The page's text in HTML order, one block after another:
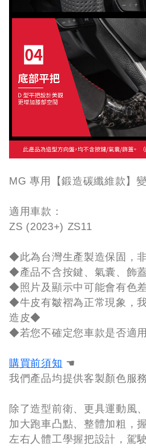
MG 專用【鍛造碳纖維款】
適用車款：
ZS (2023+) ZS11
◆此為台灣生產製造保固，
◆產品不含按鍵、氣囊、飾
◆照片及顯示中可能會有色
◆牛皮有皺褶為正常現象，
造皮◆
◆若您不確定您車款是否適
購買前須知 ☚
我們產品均提供客製顏色服務
除了造型前衛、更具運動風
加大跑車凸點、整體加粗，
左右人體工學握把設計，駕